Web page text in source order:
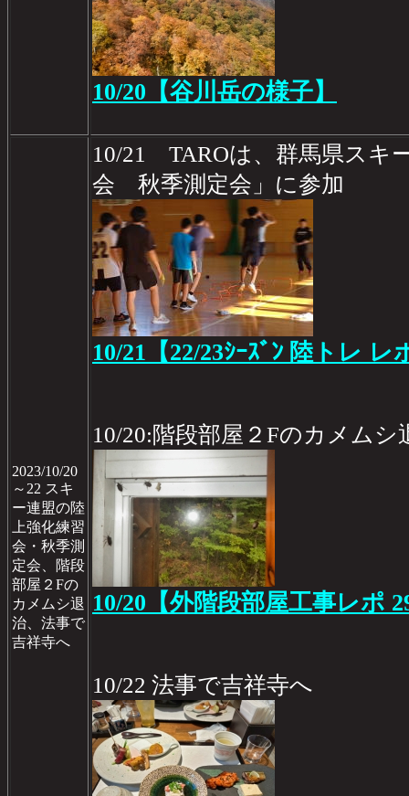
10/20【谷川岳の様子】
2023/10/20
～22 スキ
ー連盟の陸
上強化練習
会・秋季測
定会、階段
部屋２Fの
カメムシ退
治、法事で
吉祥寺へ
10/21 TAROは、群馬県スキ
会 秋季測定会」に参加
10/21【22/23ｼｰｽﾞﾝ 陸トレ レ
10/20:階段部屋２Fのカメムシ
10/20【外階段部屋工事レポ
10/22 法事で吉祥寺へ